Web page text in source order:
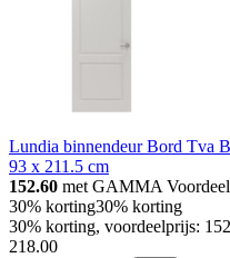
Lundia binnendeur Bord Tva
93 x 211.5 cm
152.60 met GAMMA
30% korting30% korting
30% korting, voordeelprijs:
218.00